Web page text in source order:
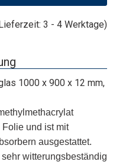
3 - 4 Werktage)
1000 x 900 x 12 mm,
Folie und ist mit
ausgestattet.
witterungsbeständig